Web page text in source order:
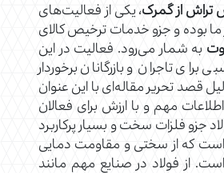
از گمرک، یکی از فعالیت‌های
ما بوده و جزو خدمات ترخیص کالای
به شمار می‌رود. فعالیت در این
برای تاجران و بازرگانان برخوردار
قصد تحریر مقاله‌ای با این عنوان
مهم و با ارزش برای فعالان
جزو فلزات سخت و بسیار پرکاربرد
است که از سختی و مقاومت دمایی
از فولاد در صنایع مهم مانند